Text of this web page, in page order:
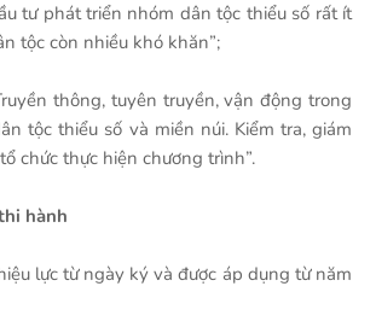
tư phát triển nhóm dân tộc thiểu số rất ít
tộc còn nhiều khó khăn”;
thông, tuyên truyền, vận động trong
tộc thiểu số và miền núi. Kiểm tra, giám
chức thực hiện chương trình”.
hành
lực từ ngày ký và được áp dụng từ năm